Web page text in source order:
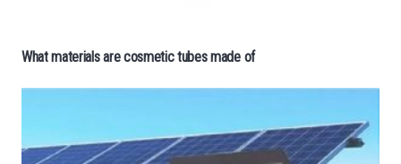
What materials are cosmetic tubes made of